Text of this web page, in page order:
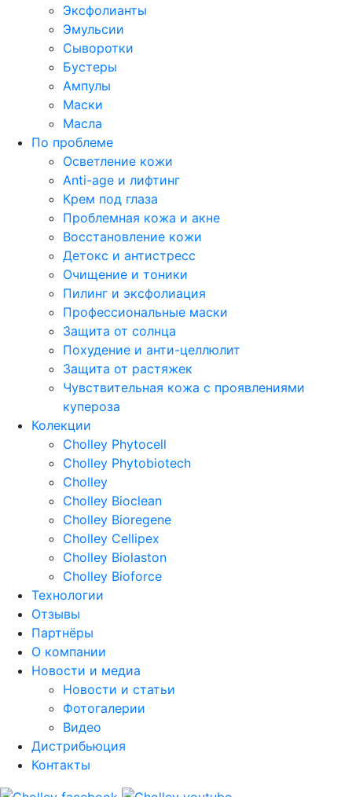
Эксфолианты
Эмульсии
Сыворотки
Бустеры
Ампулы
Маски
Масла
По проблеме
Осветление кожи
Anti-age и лифтинг
Крем под глаза
Проблемная кожа и акне
Восстановление кожи
Детокс и антистресс
Очищение и тоники
Пилинг и эксфолиация
Профессиональные маски
Защита от солнца
Похудение и анти-целлюлит
Защита от растяжек
Чувствительная кожа с проявлениями
купероза
Колекции
Cholley Phytocell
Cholley Phytobiotech
Cholley
Cholley Bioclean
Cholley Bioregene
Cholley Cellipex
Cholley Biolaston
Cholley Bioforce
Технологии
Отзывы
Партнёры
О компании
Новости и медиа
Новости и статьи
Фотогалерии
Видео
Дистрибьюция
Контакты